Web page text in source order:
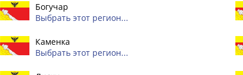
Богучар
Выбрать этот регион...
Каменка
Выбрать этот регион...